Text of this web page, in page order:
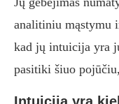
analitiniu mąstymu
kad jų intuicija yra
pasitiki šiuo
Intuicija yra